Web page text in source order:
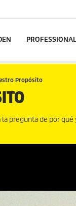
PROFESSIONAL
Propósito
la pregunta de por